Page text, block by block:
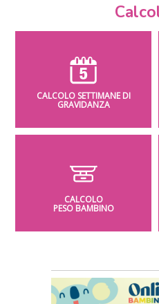
CALCOLO SETTIMANE DI
GRAVIDANZA
CALCOLO
PESO BAMBINO